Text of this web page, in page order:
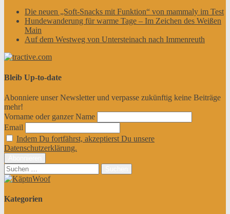
Die neuen „Soft-Snacks mit Funktion“ von mammaly im Test
Hundewanderung für warme Tage – Im Zeichen des Weißen
Main
Auf dem Westweg von Untersteinach nach Immenreuth
Bleib Up-to-date
Abonniere unser Newsletter und verpasse zukünftig keine Beiträge
mehr!
Vorname oder ganzer Name
Email
Indem Du fortfährst, akzeptierst Du unsere
Datenschutzerklärung.
Suchen
nach:
Kategorien